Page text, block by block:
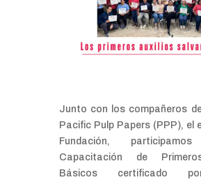
Junto con los compañeros
Pacific Pulp Papers (PPP), el
Fundación,
Capacitación de
Básicos certificado